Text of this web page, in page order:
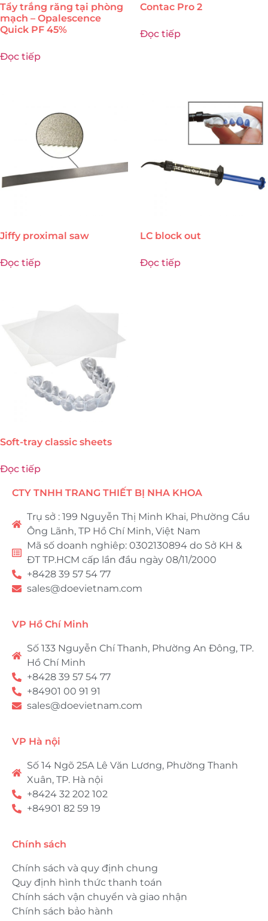
Tẩy trắng răng tại phòng
mạch – Opalescence
Quick PF 45%
Đọc tiếp
Contac Pro 2
Đọc tiếp
Jiffy proximal saw
Đọc tiếp
LC block out
Đọc tiếp
Soft-tray classic sheets
Đọc tiếp
CTY TNHH TRANG THIẾT BỊ NHA KHOA
Trụ sở : 199 Nguyễn Thị Minh Khai, Phường Cầu
Ông Lãnh, TP Hồ Chí Minh, Việt Nam
Mã số doanh nghiêp: 0302130894 do Sở KH &
ĐT TP.HCM cấp lần đầu ngày 08/11/2000
+8428 39 57 54 77
sales@doevietnam.com
VP Hồ Chí Minh
Số 133 Nguyễn Chí Thanh, Phường An Đông, TP.
Hồ Chí Minh
+8428 39 57 54 77
+84901 00 91 91
sales@doevietnam.com
VP Hà nội
Số 14 Ngõ 25A Lê Văn Lương, Phường Thanh
Xuân, TP. Hà nội
+8424 32 202 102
+84901 82 59 19
Chính sách
Chính sách và quy định chung
Quy định hình thức thanh toán
Chính sách vận chuyển và giao nhận
Chính sách bảo hành